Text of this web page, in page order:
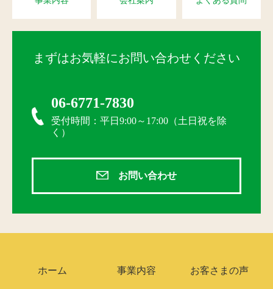
まずはお気軽にお問い合わせください
06-6771-7830
受付時間：平日9:00～17:00（土日祝を除
く）
お問い合わせ
ホーム 事業内容 お客さまの声